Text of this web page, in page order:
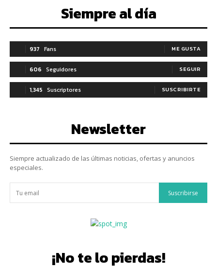
Siempre al día
937 Fans ME GUSTA
606 Seguidores SEGUIR
1,345 Suscriptores SUSCRIBIRTE
Newsletter
Siempre actualizado de las últimas noticias, ofertas y anuncios
especiales.
Suscribirse
¡No te lo pierdas!